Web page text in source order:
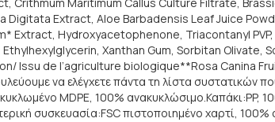
Digitata Extract, Aloe Barbadensis Leaf Juice
Extract, Hydroxyacetophenone, Triacontanyl
Xanthan Gum, Sorbitan
Issu de l’agriculture biologique**Rosa Canina
να ελέγχετε πάντα τη λίστα συστατικών
MDPE, 100% ανακυκλώσιμο.Καπάκι:PP,
συσκευασία:FSC πιστοποιημένο χαρτί,